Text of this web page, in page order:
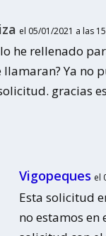
el 05/01/2021 a las
lo he rellenado
llamaran? Ya no
gracias
Vigopeques el
Esta solicitud
no estamos